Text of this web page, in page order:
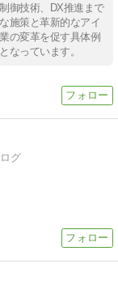
御技術、DX推進まで
施策と革新的なアイ
の変革を促す具体例
なっています。
グ